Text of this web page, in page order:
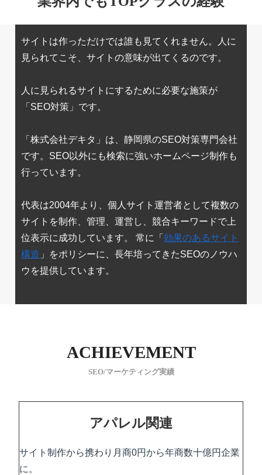
サイトは作っただけでは誰も見てくれません。人に
見られてこそ、サイトの意味が出てくるのです。
人に見られるサイトにするために必要な施策が
「SEO対策」です。
「株式会社デキタ」は、静岡県のSEO対策専門会社
です。SEO以外にも検索に強いホームページ制作も
行っています。
代表は2004年より、個人サイト運営者として複数の
サイトを制作、管理、運営し、競合キーワードで上
位表示に成功しています。 常に「効果のあるサイト
構造 」をポリシーに、長年培ってきたSEOのノウハ
ウを提供しています。
ACHIEVEMENT
SEO/マーケティング実績
アパレル関連
サイト制作から携わり月商0円から年商数十億円企業
に。